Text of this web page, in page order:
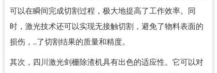
可以在瞬间完成切割过程，极大地提高了工作效率。同
时，激光技术还可以实现无接触切割，避免了物料表面的
损伤，..了切割结果的质量和精度。
其次，四川激光剑栅除渣机具有出色的适应性。它可以对